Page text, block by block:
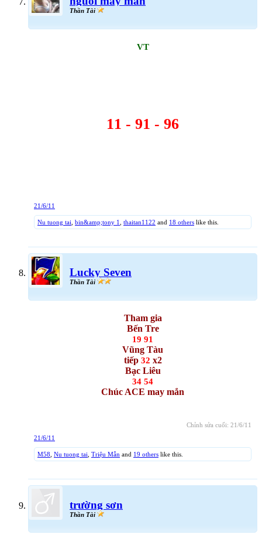
Thần Tài
VT
11 - 91 - 96
21/6/11
Nu tuong tai bin&amp;tony 1 thaitan1122 and 18 others like this.
Lucky Seven
Thần Tài
Tham gia
Bến Tre
19 91
Vũng Tàu
tiếp 32 x2
Bạc Liêu
34 54
Chúc ACE may mắn
Chỉnh sửa cuối: 21/6/11
21/6/11
M58 Nu tuong tai Triệu Mẫn and 19 others like this.
trường sơn
Thần Tài